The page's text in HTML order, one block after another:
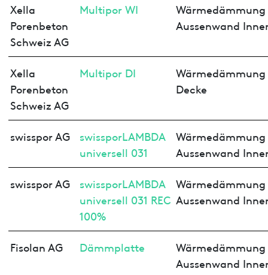
Xella
Porenbeton
Schweiz AG
Multipor WI
Wärmedämmung
Aussenwand
Xella
Porenbeton
Schweiz AG
Multipor DI
Wärmedämmung
Decke
swisspor AG
swissporLAMBDA
universell 031
Wärmedämmung
Aussenwand
swisspor AG
swissporLAMBDA
universell 031 REC
100%
Wärmedämmung
Aussenwand
Fisolan AG Dämmplatte
Wärmedämmung
Aussenwand